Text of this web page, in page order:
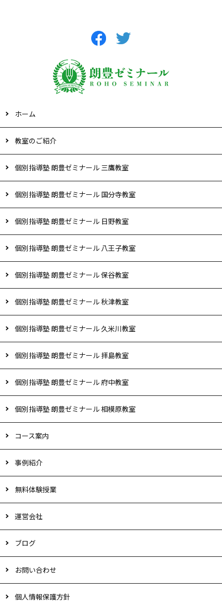
ホーム
教室のご紹介
個別指導塾 朗豊ゼミナール 三鷹教室
個別指導塾 朗豊ゼミナール 国分寺教室
個別指導塾 朗豊ゼミナール 日野教室
個別指導塾 朗豊ゼミナール 八王子教室
個別指導塾 朗豊ゼミナール 保谷教室
個別指導塾 朗豊ゼミナール 秋津教室
個別指導塾 朗豊ゼミナール 久米川教室
個別指導塾 朗豊ゼミナール 拝島教室
個別指導塾 朗豊ゼミナール 府中教室
個別指導塾 朗豊ゼミナール 相模原教室
コース案内
事例紹介
無料体験授業
運営会社
ブログ
お問い合わせ
個人情報保護方針